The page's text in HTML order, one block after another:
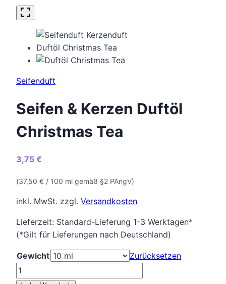
Seifenduft
Seifen & Kerzen Duftöl
Christmas Tea
3,75 €
(37,50 € / 100 ml gemäß §2 PAngV)
inkl. MwSt. zzgl. Versandkosten
Lieferzeit: Standard-Lieferung 1-3 Werktagen*
(*Gilt für Lieferungen nach Deutschland)
Gewicht
Zurücksetzen
Seifen
&